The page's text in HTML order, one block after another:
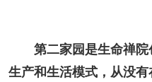
第二家园是生命禅院
生产和生活模式，从没